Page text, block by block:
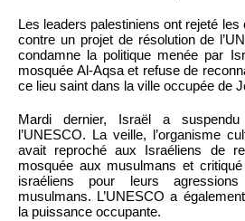
Les leaders palestiniens ont rejeté
contre un projet de résolution de
condamne la politique menée par
mosquée Al-Aqsa et refuse de
ce lieu saint dans la ville occupée de
Mardi dernier, Israël a
l’UNESCO. La veille, l’organisme
avait reproché aux Israéliens de
mosquée aux musulmans et
israéliens pour leurs
musulmans. L’UNESCO a
la puissance occupante.